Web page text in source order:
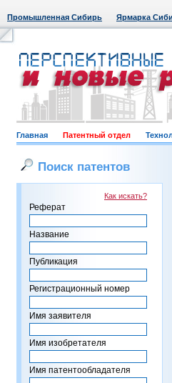
Промышленная Сибирь Ярмарка
Главная Патентный отдел
Поиск патентов
Как искать?
Реферат
Название
Публикация
Регистрационный номер
Имя заявителя
Имя изобретателя
Имя патентообладателя